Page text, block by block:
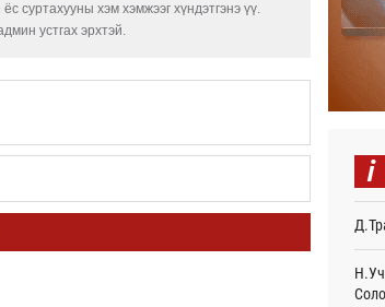
суртахууны хэм хэмжээг хүндэтгэнэ үү.
устгах эрхтэй.
Энэ
i